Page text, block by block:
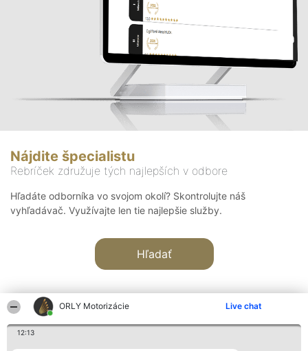
ORLY Motorizácie Live chat
12:13
Nájdite špecialistu
Rebríček združuje tých najlepších v odbore
Hľadáte odborníka vo svojom okolí? Skontrolujte náš
vyhľadávač. Využívajte len tie najlepšie služby.
Hľadať